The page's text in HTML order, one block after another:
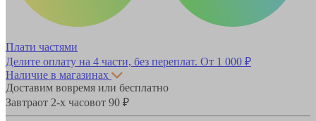
Плати частями
Делите оплату на 4 части, без переплат. От 1 000 ₽
Наличие в магазинах
Доставим вовремя или бесплатно
Завтраот 2-х часовот 90 ₽